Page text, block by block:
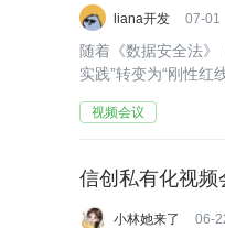
liana开发 07-01
随着《数据安全法
实践”转变为“刚性
视频会议
信创私有化视频
小林她来了 06-